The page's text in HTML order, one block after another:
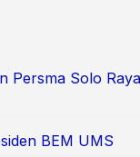
Persma Solo
BEM UMS